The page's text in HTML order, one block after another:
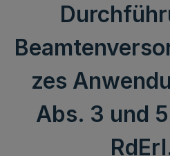
zes
Abs. 3 und